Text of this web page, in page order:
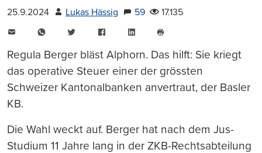
25.9.2024 Lukas Hässig 59
17.135
WhatsAppTwitter FacebookLinkedIn
drucken
Regula Berger bläst Alphorn. Das hilft: Sie kriegt
das operative Steuer einer der grössten
Schweizer Kantonalbanken anvertraut, der Basler
KB.
Die Wahl weckt auf. Berger hat nach dem Jus-
Studium 11 Jahre lang in der ZKB-Rechtsabteilung